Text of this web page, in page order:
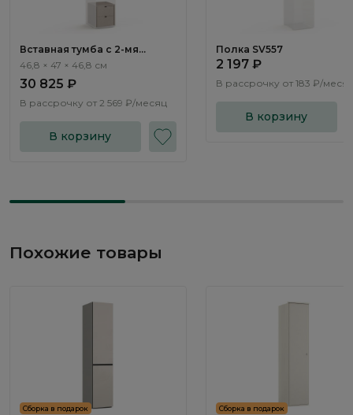
Вставная тумба c 2-мя
ящиками SV555
46,8 × 47 × 46,8 см
30 825 ₽
В рассрочку от 2 569 ₽/месяц
В корзину
Полка SV557
2 197 ₽
В рассрочку от 183 ₽/
В корзину
Похожие товары
Сборка в подарок Сборка в подарок